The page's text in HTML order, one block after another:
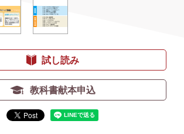
試し読み
教科書献本申込